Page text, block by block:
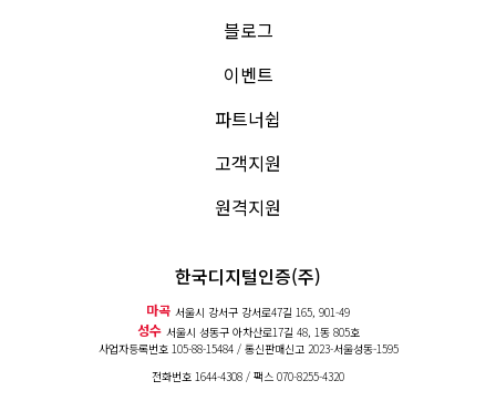
블로그
이벤트
파트너쉽
고객지원
원격지원
한국디지털인증(주)
마곡 서울시 강서구 강서로47길 165, 901-49
성수 서울시 성동구 아차산로17길 48, 1동 805호
사업자등록번호 105-88-15484 / 통신판매신고 2023-서울성동-1595
전화번호 1644-4308 / 팩스 070-8255-4320